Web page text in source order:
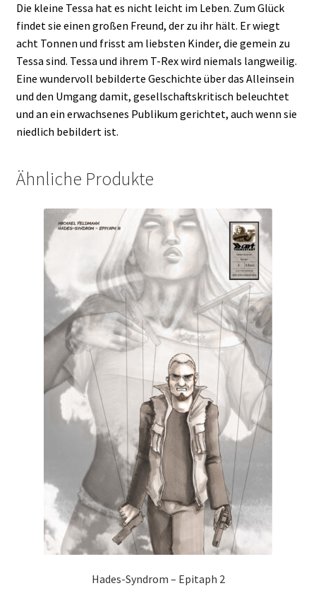
Die kleine Tessa hat es nicht leicht im Leben. Zum Glück
findet sie einen großen Freund, der zu ihr hält. Er wiegt
acht Tonnen und frisst am liebsten Kinder, die gemein zu
Tessa sind. Tessa und ihrem T-Rex wird niemals langweilig.
Eine wundervoll bebilderte Geschichte über das Alleinsein
und den Umgang damit, gesellschaftskritisch beleuchtet
und an ein erwachsenes Publikum gerichtet, auch wenn sie
niedlich bebildert ist.
Ähnliche Produkte
Hades-Syndrom – Epitaph 2